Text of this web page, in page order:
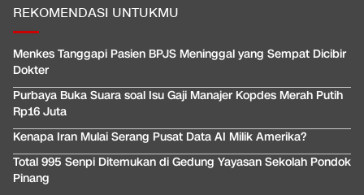
REKOMENDASI UNTUKMU
Menkes Tanggapi Pasien BPJS Meninggal yang Sempat Dicibir
Dokter
Purbaya Buka Suara soal Isu Gaji Manajer Kopdes Merah Putih
Rp16 Juta
Kenapa Iran Mulai Serang Pusat Data AI Milik Amerika?
Total 995 Senpi Ditemukan di Gedung Yayasan Sekolah Pondok
Pinang